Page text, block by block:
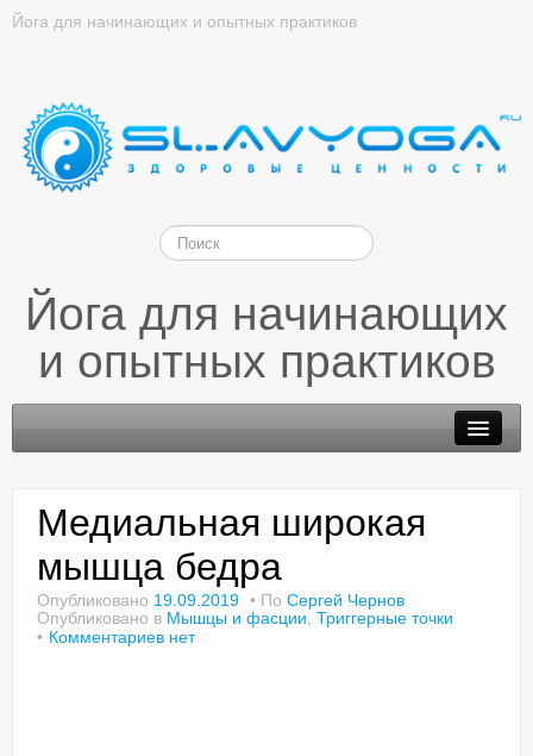
Йога для начинающих и опытных практиков
Йога для начинающих
и опытных практиков
Доктор Чернов
Медиальная широкая
мышца бедра
Опубликовано 19.09.2019 По Сергей Чернов
Опубликовано в Мышцы и фасции Триггерные точки
Комментариев нет